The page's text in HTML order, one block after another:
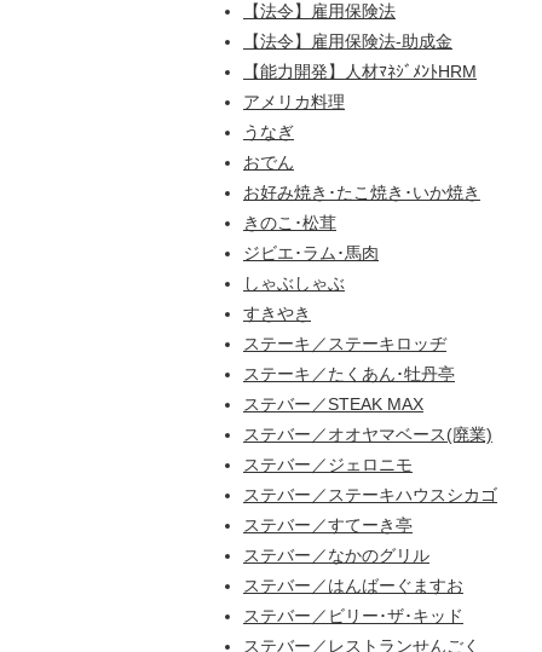
【法令】雇用保険法
【法令】雇用保険法-助成金
【能力開発】人材ﾏﾈｼﾞﾒﾝﾄHRM
アメリカ料理
うなぎ
おでん
お好み焼き･たこ焼き･いか焼き
きのこ･松茸
ジビエ･ラム･馬肉
しゃぶしゃぶ
すきやき
ステーキ／ステーキロッヂ
ステーキ／たくあん･牡丹亭
ステバー／STEAK MAX
ステバー／オオヤマベース(廃業)
ステバー／ジェロニモ
ステバー／ステーキハウスシカゴ
ステバー／すてーき亭
ステバー／なかのグリル
ステバー／はんばーぐますお
ステバー／ビリー･ザ･キッド
ステバー／レストランせんごく